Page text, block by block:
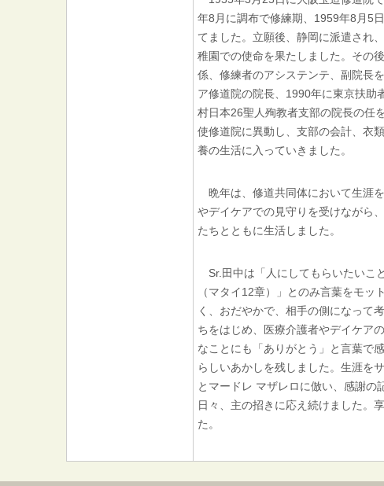
年8月に調布で修練期、1959年8月5
てました。立願後、静岡に派遣され
稚園での使命を果たしました。その
係、修練者のアシステンテ、副院長
ア修道院の院長、1990年に東京扶助
村日本26聖人殉教者支部の院長の任
使修道院に異動し、支部の会計、衣
養の生活に入っていきました。
晩年は、修道共同体において生涯
やデイケアでの見守りを受けながら
たちとともに生活しました。
Sr.田中は「人にしてもらいたいこ
（マタイ12章）」とのみ言葉をモ
く、おだやかで、相手の側になって
ちをはじめ、医療介護者やデイケア
なことにも「ありがとう」と言葉で
らしいあかしを残しました。生涯を
とマードレ マザレロに倣い、感謝の
日々、主の招きに応え続けました。
た。